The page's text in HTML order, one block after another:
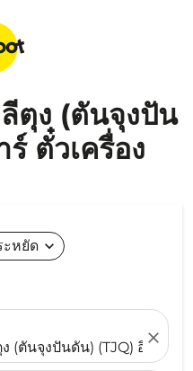
ตุง (ตันจุงปัน
ตั๋วเครื่อง
ะหยัด expand_more
(ตันจุงปันดัน) (TJQ) อินโดนีเ
close